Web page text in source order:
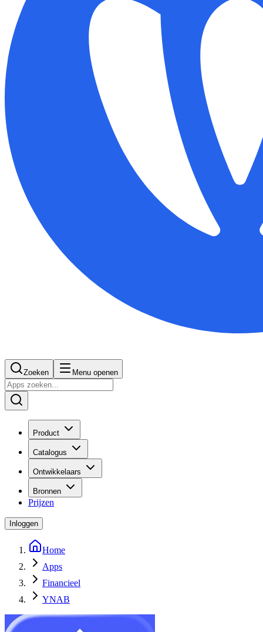
Zoeken Menu openen
Product
Catalogus
Ontwikkelaars
Bronnen
Prijzen
Inloggen
Home
Apps
Financieel
YNAB